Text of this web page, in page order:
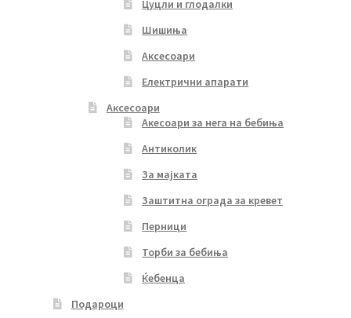
Цуцли и глодалки
Шишиња
Аксесоари
Електрични апарати
Аксесоари
Акесоари за нега на бебиња
Антиколик
За мајката
Заштитна ограда за кревет
Перници
Торби за бебиња
Ќебенца
Подароци